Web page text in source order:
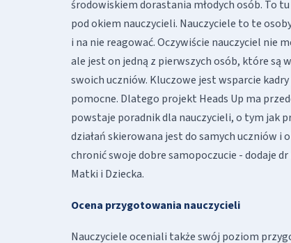
środowiskiem dorastania młodych osób. To
pod okiem nauczycieli. Nauczyciele to te
i na nie reagować. Oczywiście nauczyciel
ale jest on jedną z pierwszych osób, które są
swoich uczniów. Kluczowe jest wsparcie
pomocne. Dlatego projekt Heads Up ma
powstaje poradnik dla nauczycieli, o tym jak
działań skierowana jest do samych uczniów i
chronić swoje dobre samopoczucie - dodaje
Matki i Dziecka.
Ocena przygotowania nauczycieli
Nauczyciele oceniali także swój poziom